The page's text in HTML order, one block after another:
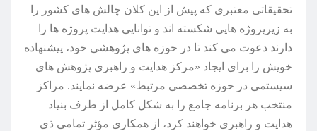
تحقیقاتی معتبری که پیش از این کلان چالش های کشور را
به زیرپروژه هایی شکسته اند و توانایی هدایت پروژه ها را
دارند دعوت می کند تا در حوزه های پژوهشی خود، پیشنهاده
خویش را برای ایجاد «مرکز هدایت و راهبری پژوهش های
سیستمی در حوزه تخصصی مرتبط» عرضه نمایند. مراکز
منتخب هر برنامه جامع را به شکل کامل از طرف بنیاد
هدایت و راهبری خواهند کرد، از همکاری مؤثر تمامی ذی